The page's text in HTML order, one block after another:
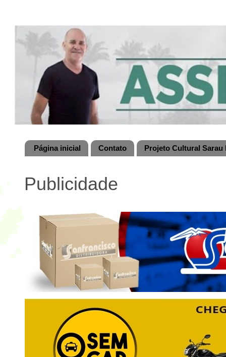
Página inicial Contato Projeto Cultural
Publicidade